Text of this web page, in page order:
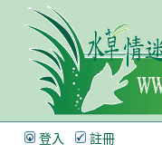
登入 註冊